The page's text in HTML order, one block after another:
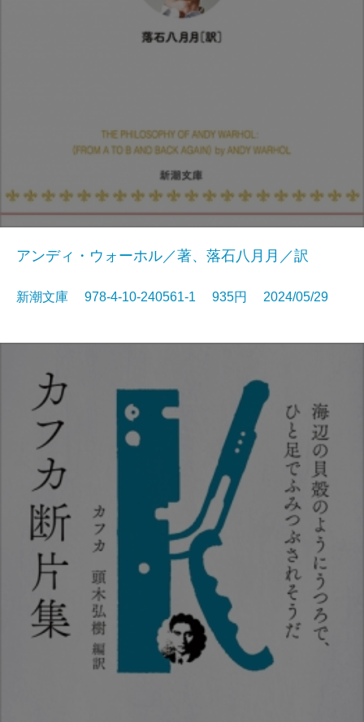
アンディ・ウォーホル／著、落石八月月／訳
新潮文庫 978-4-10-240561-1 935円 2024/05/29